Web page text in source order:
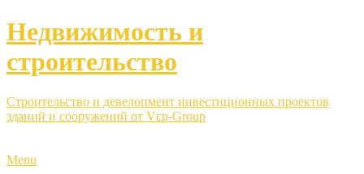
Недвижимость и
строительство
Строительство и девелопмент инвестиционных проектов
зданий и сооружений от Vcp-Group
Menu